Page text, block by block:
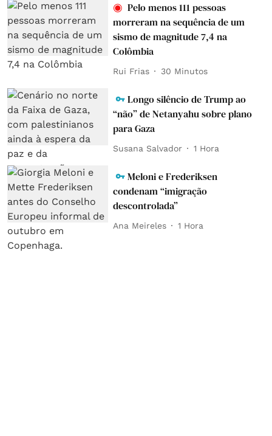
Pelo menos 111 pessoas
morreram na sequência de um
sismo de magnitude 7,4 na
Colômbia
Rui Frias 30 Minutos
Longo silêncio de Trump ao
“não” de Netanyahu sobre plano
para Gaza
Susana Salvador 1 Hora
Meloni e Frederiksen
condenam “imigração
descontrolada”
Ana Meireles 1 Hora